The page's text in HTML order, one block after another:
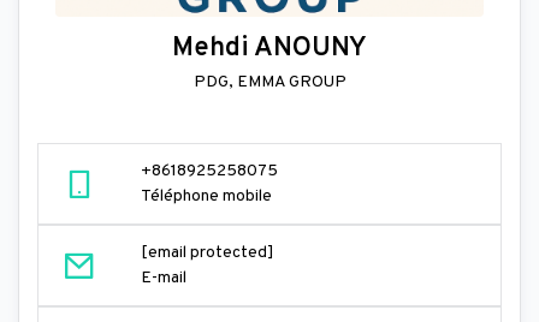
Mehdi ANOUNY
PDG, EMMA GROUP
+8618925258075
Téléphone mobile
[email protected]
E-mail